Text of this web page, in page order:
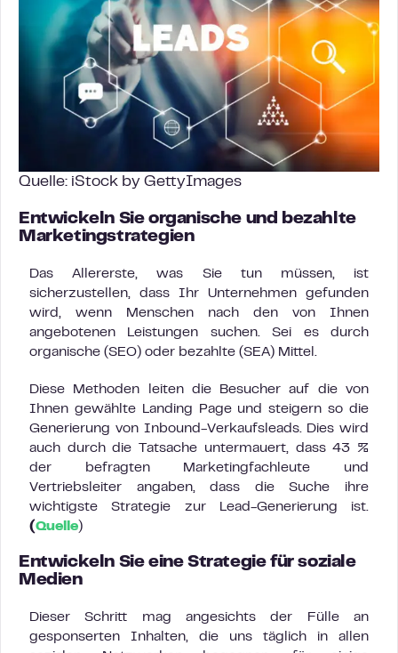
Quelle: iStock by GettyImages
Entwickeln Sie organische und bezahlte
Marketingstrategien
Das Allererste, was Sie tun müssen, ist
sicherzustellen, dass Ihr Unternehmen gefunden
wird, wenn Menschen nach den von Ihnen
angebotenen Leistungen suchen. Sei es durch
organische (SEO) oder bezahlte (SEA) Mittel.
Diese Methoden leiten die Besucher auf die von
Ihnen gewählte Landing Page und steigern so die
Generierung von Inbound-Verkaufsleads. Dies wird
auch durch die Tatsache untermauert, dass 43 %
der befragten Marketingfachleute und
Vertriebsleiter angaben, dass die Suche ihre
wichtigste Strategie zur Lead-Generierung ist.
(Quelle)
Entwickeln Sie eine Strategie für soziale
Medien
Dieser Schritt mag angesichts der Fülle an
gesponserten Inhalten, die uns täglich in allen